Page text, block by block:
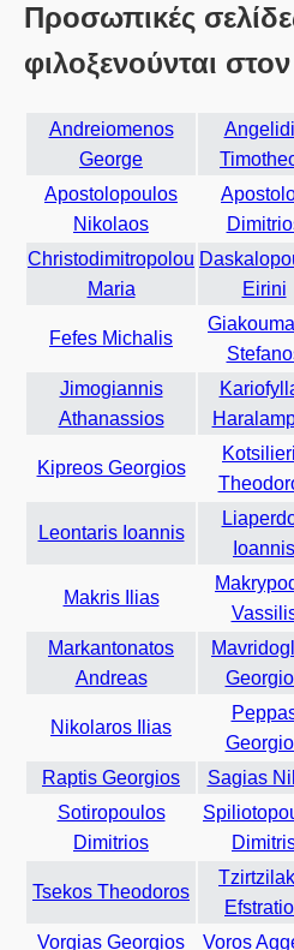
Προσωπικές
φιλοξενούνται
Andreiomenos
George
Apostolopoulos
Nikolaos
Christodimitropolou
Maria
Eirini
Fefes Michalis
Jimogiannis
Athanassios
Kipreos Georgios
Leontaris Ioannis
Ioannis
Makris Ilias
Markantonatos
Andreas
Nikolaros Ilias
Raptis Georgios Sagias
Sotiropoulos
Dimitrios
Tsekos Theodoros
Vorgias Georgios
Voros